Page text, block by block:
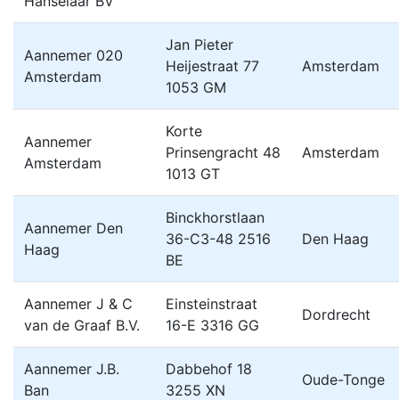
Aannemer 020
Amsterdam
Jan Pieter
Heijestraat 77
1053 GM
Amsterdam
Aannemer
Amsterdam
Korte
Prinsengracht 48
1013 GT
Amsterdam
Aannemer Den
Haag
Binckhorstlaan
36-C3-48 2516
BE
Den Haag
Aannemer J & C
van de Graaf B.V.
Einsteinstraat
16-E 3316 GG
Dordrecht
Aannemer J.B.
Ban
Dabbehof 18
3255 XN
Oude-Tonge